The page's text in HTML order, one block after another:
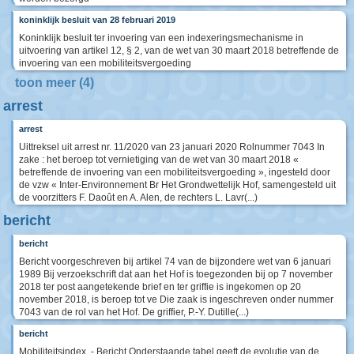
koninklijk besluit van 28 februari 2019
Koninklijk besluit ter invoering van een indexeringsmechanisme in
uitvoering van artikel 12, § 2, van de wet van 30 maart 2018 betreffende de
invoering van een mobiliteitsvergoeding
toon meer (4)
arrest
arrest
Uittreksel uit arrest nr. 11/2020 van 23 januari 2020 Rolnummer 7043 In
zake : het beroep tot vernietiging van de wet van 30 maart 2018 «
betreffende de invoering van een mobiliteitsvergoeding », ingesteld door
de vzw « Inter-Environnement Br Het Grondwettelijk Hof, samengesteld uit
de voorzitters F. Daoût en A. Alen, de rechters L. Lavr(...)
bericht
bericht
Bericht voorgeschreven bij artikel 74 van de bijzondere wet van 6 januari
1989 Bij verzoekschrift dat aan het Hof is toegezonden bij op 7 november
2018 ter post aangetekende brief en ter griffie is ingekomen op 20
november 2018, is beroep tot ve Die zaak is ingeschreven onder nummer
7043 van de rol van het Hof. De griffier, P.-Y. Dutille(...)
bericht
Mobiliteitsindex. - Bericht Onderstaande tabel geeft de evolutie van de